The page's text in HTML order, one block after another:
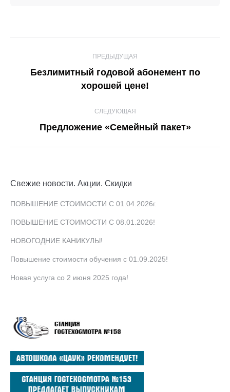
по
записям
ПРЕДЫДУЩАЯ
Предыдущая
запись:
Безлимитный годовой абонемент по
хорошей цене!
СЛЕДУЮЩАЯ
Следующая
Предложение «Семейный пакет»
Свежие новости. Акции. Скидки
ПОВЫШЕНИЕ СТОИМОСТИ С 01.04.2026г.
ПОВЫШЕНИЕ СТОИМОСТИ С 08.01.2026!
НОВОГОДНИЕ КАНИКУЛЫ!
Повышение стоимости обучения с 01.09.2025!
Новая услуга со 2 июня 2025 года!